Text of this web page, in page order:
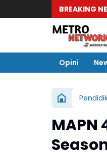
BREAKING
Serap Aspirasi
Opini